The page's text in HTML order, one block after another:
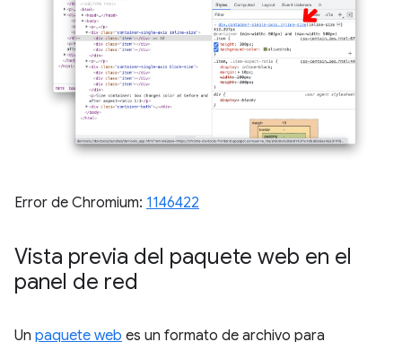
Error de Chromium: 1146422
Vista previa del paquete web en el
panel de red
Un paquete web es un formato de archivo para